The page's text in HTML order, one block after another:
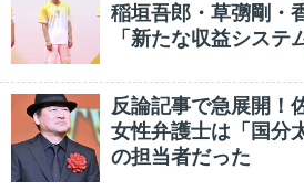
稲垣吾郎・草彅剛・
「新たな収益システ
反論記事で急展開！
女性弁護士は「国分
の担当者だった